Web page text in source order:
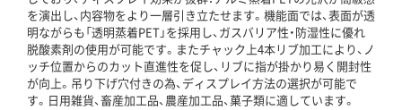
を演出し、内容物をより一層引き立たせます。機能面では、表面が透
明ながらも「透明蒸着PET」を採用し、ガスバリア性・防湿性に優れ
脱酸素剤の使用が可能です。またチャック上4本リブ加工により、ノ
ッチ位置からのカット直進性を促し、リブに指が掛かり易く開封性
が向上。吊り下げ穴付きの為、ディスプレイ方法の選択が可能で
す。日用雑貨、畜産加工品、農産加工品、菓子類に適しています。